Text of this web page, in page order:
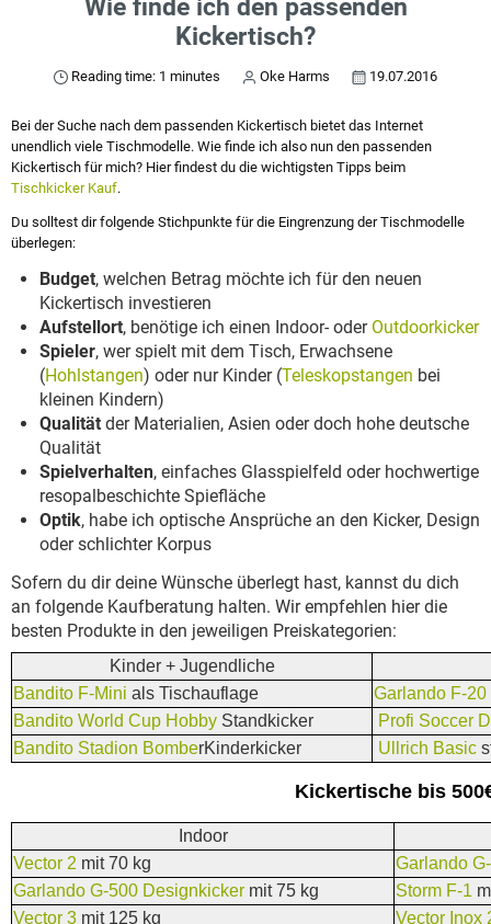
Wie finde ich den passenden
Kickertisch?
Reading time: 1 minutes Oke Harms 19.07.2016
Bei der Suche nach dem passenden Kickertisch bietet das Internet
unendlich viele Tischmodelle. Wie finde ich also nun den passenden
Kickertisch für mich? Hier findest du die wichtigsten Tipps beim
Tischkicker Kauf.
Du solltest dir folgende Stichpunkte für die Eingrenzung der Tischmodelle
überlegen:
Budget, welchen Betrag möchte ich für den neuen
Kickertisch investieren
Aufstellort, benötige ich einen Indoor- oder Outdoorkicker
Spieler, wer spielt mit dem Tisch, Erwachsene
(Hohlstangen) oder nur Kinder (Teleskopstangen bei
kleinen Kindern)
Qualitätder Materialien, Asien oder doch hohe deutsche
Qualität
Spielverhalten, einfaches Glasspielfeld oder hochwertige
resopalbeschichte Spiefläche
Optik, habe ich optische Ansprüche an den Kicker, Design
oder schlichter Korpus
Sofern du dir deine Wünsche überlegt hast, kannst du dich
an folgende Kaufberatung halten. Wir empfehlen hier die
besten Produkte in den jeweiligen Preiskategorien:
Kickertische bis
Kinder + Jugendliche
Bandito F-Mini als Tischauflage
Garlando F-20
Bandito World Cup Hobby Standkicker
Profi Soccer
Bandito Stadion BomberKinderkicker Ullrich Basic
Indoor
Vector 2 mit 70 kg
Garlando
Garlando G-500 Designkicker mit 75 kg Storm F-1
Vector 3 mit 125 kg
Vector Inox